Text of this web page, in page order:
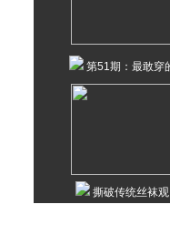
第51期：最敢穿
撕破传统丝袜观